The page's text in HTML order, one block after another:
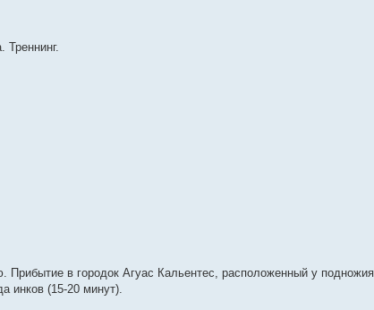
Треннинг.
в городок Агуас Кальентес, расположенный у
инков (15-20 минут).